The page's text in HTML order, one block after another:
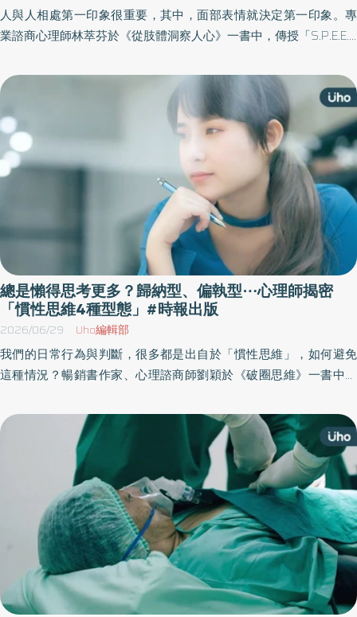
人與人相處第一印象很重要，其中，面部表情就決定第一印象。專
業諮商心理師林萃芬於《從肢體洞察人心》一書中，傳授「S.P.E.E.D
複製的模式，幫助讀者在職場、戀愛到危險辨識中，做出更安全的
判斷。以下為原書摘文：
總是懶得思考更多？歸納型、偏執型⋯心理師揭密
「慣性思維4種型態」#時報出版
2026/06/29 Uho編輯部
我們的日常行為與判斷，很多都是出自於「慣性思維」，如何避免
這種情況？暢銷書作家、心理諮商師劉穎於《破圈思維》一書中，
卡關、學習瓶頸或是決策焦慮都適用，引導讀者跳脫慣性思考，重
建認知框架，進而提升行動力與自我覺察，找到更清晰的人生方
向。以下為原書摘文：